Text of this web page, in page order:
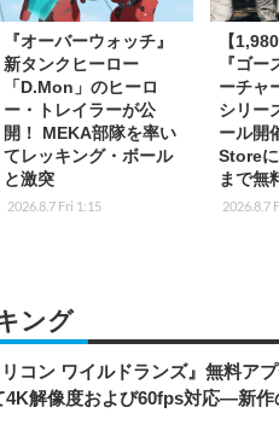
『オーバーウォッチ』
新タンクヒーロー
「D.Mon」のヒーロ
ー・トレイラーが公
開！ MEKA部隊を率い
てレッキング・ボール
と激突
2026.8.7 Fri 1:15
【
『ゴ
ーチャ
シリー
ール開
Store
まで無
2026.8.7
ング
リコン ワイルドランズ』無料
4K解像度および60fps対応―新作